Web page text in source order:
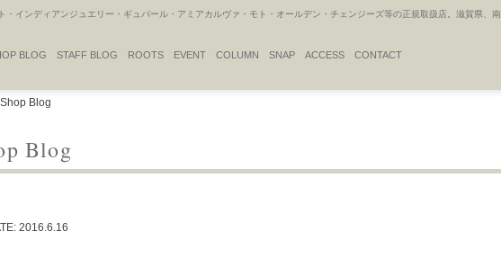
・インディアンジュエリー・ギュパール・アミアカルヴァ・モト・オールデン・チェンジーズ等の正規取扱店。滋賀県、
BLOG STAFF BLOG ROOTS EVENT COLUMN SNAP ACCESS CONTACT
Shop Blog
Blog
2016.6.16